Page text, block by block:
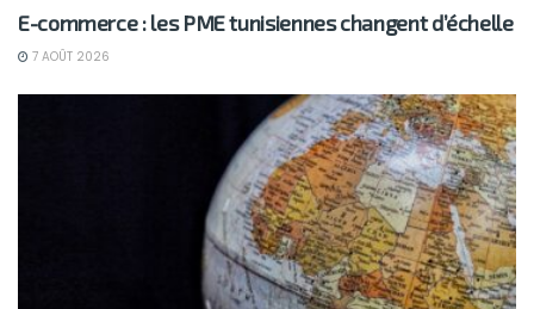
E-commerce : les PME tunisiennes changent d’échelle
7 AOÛT 2026